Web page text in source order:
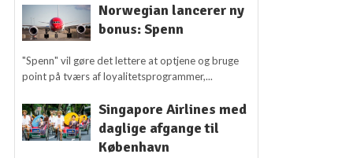
Norwegian lancerer ny
bonus: Spenn
"Spenn" vil gøre det lettere at optjene og bruge
point på tværs af loyalitetsprogrammer,...
Singapore Airlines med
daglige afgange til
København